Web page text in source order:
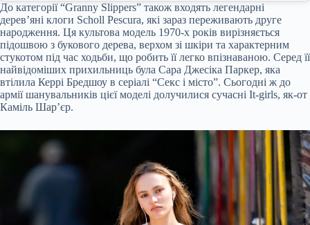
До категорії “Granny Slippers” також входять легендарні
дерев’яні клоги Scholl Pescura, які зараз переживають друге
народження. Ця культова модель 1970-х років вирізняється
підошвою з букового дерева, верхом зі шкіри та характерним
стукотом під час ходьби, що робить її легко впізнаваною. Серед її
найвідоміших прихильниць була Сара Джесіка Паркер, яка
втілила Керрі Бредшоу в серіалі “Секс і місто”. Сьогодні ж до
армії шанувальників цієї моделі долучилися сучасні It-girls, як-от
Каміль Шарʼєр.